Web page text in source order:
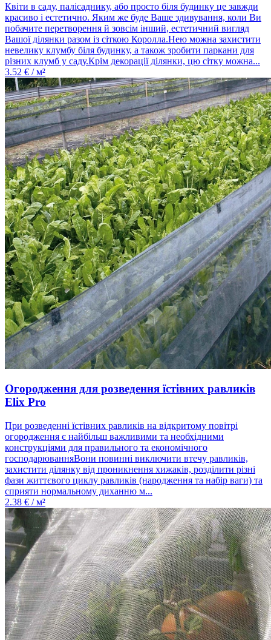
Квіти в саду, палісаднику, або просто біля будинку це завжди
красиво і естетично. Яким же буде Ваше здивування, коли Ви
побачите перетворення й зовсім інший, естетичний вигляд
Вашої ділянки разом із сіткою Королла.Нею можна захистити
невелику клумбу біля будинку, а також зробити паркани для
різних клумб у саду.Крім декорації ділянки, цю сітку можна...
3.52 € / м²
Огородження для розведення їстівних равликів
Elix Pro
При розведенні їстівних равликів на відкритому повітрі
огородження є найбільш важливими та необхідними
конструкціями для правильного та економічного
господарюванняВони повинні виключити втечу равликів,
захистити ділянку від проникнення хижаків, розділити різні
фази життєвого циклу равликів (народження та набір ваги) та
сприяти нормальному диханню м...
2.38 € / м²